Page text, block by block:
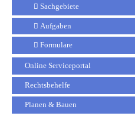
Sachgebiete
Aufgaben
Formulare
Online Serviceportal
Rechtsbehelfe
Planen & Bauen